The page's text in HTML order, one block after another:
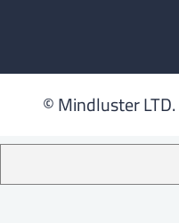
Mindluster LTD.